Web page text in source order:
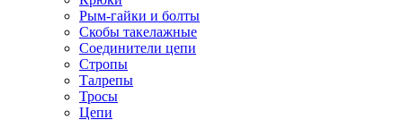
Рым-гайки и болты
Скобы такелажные
Соединители цепи
Стропы
Талрепы
Тросы
Цепи